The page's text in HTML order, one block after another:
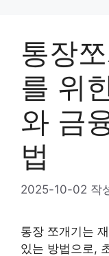
통장
를 위
와 금
법
2025-10-02 작
통장 쪼개기는
있는 방법으로,